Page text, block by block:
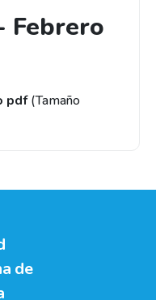
Febrero
pdf(Tamaño
de